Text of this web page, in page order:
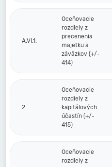
A.VI.1.
Oceňovacie
rozdiely z
precenenia
majetku a
záväzkov (+/-
414)
2.
Oceňovacie
rozdiely z
kapitálových
účastín (+/-
415)
Oceňovacie
rozdiely z